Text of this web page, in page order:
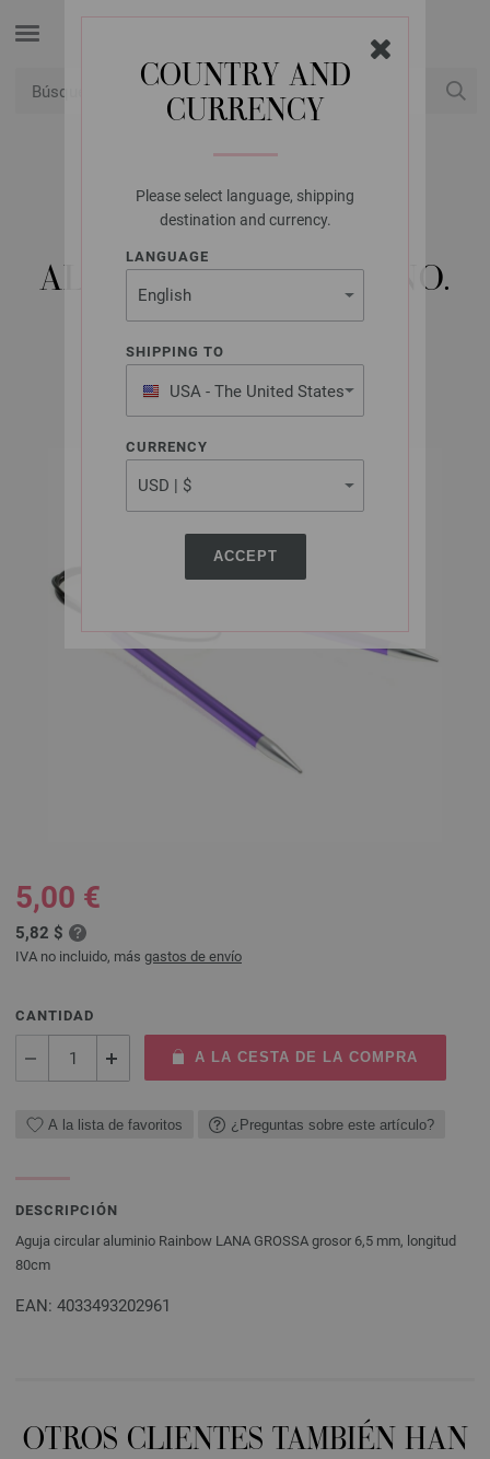
COUNTRY AND
CURRENCY
Please select language, shipping
destination and currency.
LANGUAGE
SHIPPING TO
USA - The United States
of America
CURRENCY
ACCEPT
LANA GROSSA
AGUJA CIRCULAR
ALUMINIO RAINBOW NO.
6,5/80CM
5,00 €
5,82 $
IVA no incluido, más gastos de envío
CANTIDAD
A LA CESTA DE LA COMPRA
A la lista de favoritos ¿Preguntas sobre este artículo?
DESCRIPCIÓN
Aguja circular aluminio Rainbow LANA GROSSA grosor 6,5 mm, longitud
80cm
EAN: 4033493202961
OTROS CLIENTES TAMBIÉN HAN